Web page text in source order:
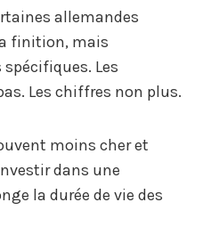
allemandes
finition, mais
Les
Les chiffres non plus.
moins cher et
dans une
la durée de vie des